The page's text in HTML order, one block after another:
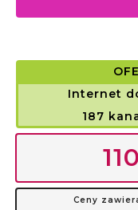
Internet
187
Ceny